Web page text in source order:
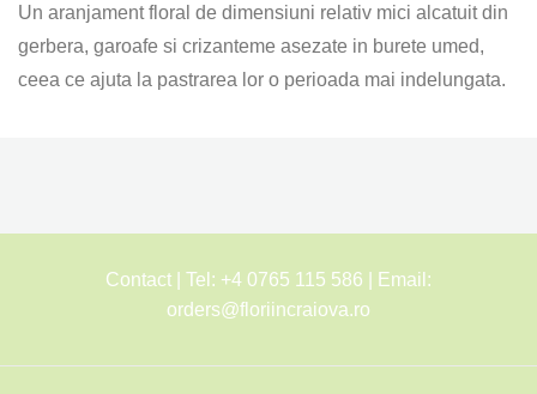
Un aranjament floral de dimensiuni relativ mici alcatuit din
gerbera, garoafe si crizanteme asezate in burete umed,
ceea ce ajuta la pastrarea lor o perioada mai indelungata.
Contact | Tel: +4 0765 115 586 | Email:
orders@floriincraiova.ro